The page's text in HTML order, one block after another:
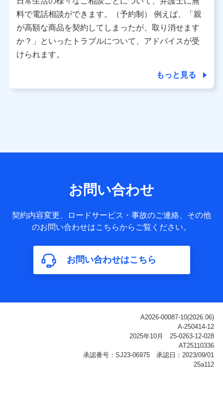
データ憲章」に定める行動原則を順守します 。
※ パーソナルデータダッシュボードの「第三者提供の管
理」の設定状態にかかわらず、共同利用する場合がありま
※ dポイントクラブ会員ではないお客さま（2019年12月11
日以降、一度もdポイントクラブ会員であったことがないお
個人データは、こちら の利用目的の範囲内に限って共同利
用します。
サービス提供等を通じて取得した、以下の情報などの個人デ
基本情報
氏名、電話番号、メールアドレス、お客さまの識別子、
属性、連絡先、dポイントサービスのご利用に関する情
構成、住所、dポイント残高、dポイント利用履歴などが
含まれます。
利用情報
ご契約状態・ご利用履歴インターネット利用時の行動に
関する情報、アプリケーション利用時の行動に関する情
報、購入されたサービスや商品の名称・購入場所・決済
に関する情報、アンケートの回答に関する情報などが含
料で電話相談ができます。（予約制） 例えば、「親
が高額な商品を契約してしまったが、取り消せます
か？」といったトラブルについて、アドバイスが受
けられます。
もっと見る
お問い合わせ
契約内容変更、ロードサービス・事故のご連絡、その他
のお問い合わせはこちらからご覧ください。
お問い合わせはこちら